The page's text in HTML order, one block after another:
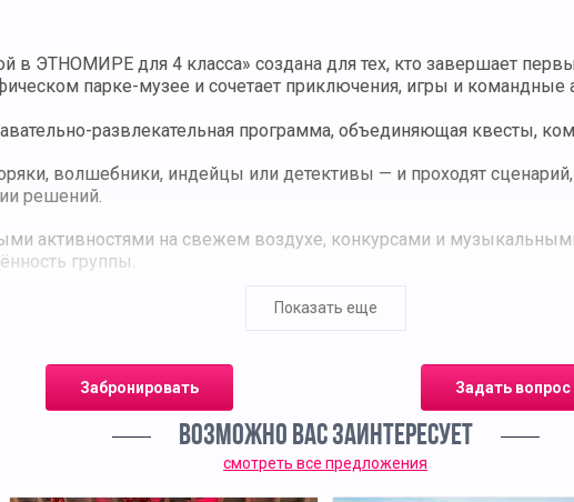
в ЭТНОМИРЕ для 4 класса» создана для тех, кто завершает
парке-музее и сочетает приключения, игры и командные
развлекательная программа, объединяющая квесты,
волшебники, индейцы или детективы — и проходят
решений.
активностями на свежем воздухе, конкурсами и
группы.
сохранить ключевые моменты мероприятия.
площадках ЭТНОМИРа с акцентом на командный дух и
Показать еще
Забронировать Задать вопрос
ВОЗМОЖНО ВАС ЗАИНТЕРЕСУЕТ
смотреть все предложения